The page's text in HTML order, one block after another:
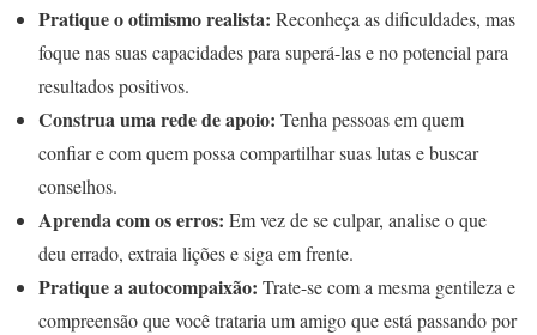
Pratique o otimismo realista: Reconheça as dificuldades, mas
foque nas suas capacidades para superá-las e no potencial para
resultados positivos.
Construa uma rede de apoio: Tenha pessoas em quem
confiar e com quem possa compartilhar suas lutas e buscar
conselhos.
Aprenda com os erros: Em vez de se culpar, analise o que
deu errado, extraia lições e siga em frente.
Pratique a autocompaixão: Trate-se com a mesma gentileza e
compreensão que você trataria um amigo que está passando por